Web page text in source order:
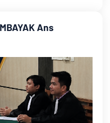
Ans